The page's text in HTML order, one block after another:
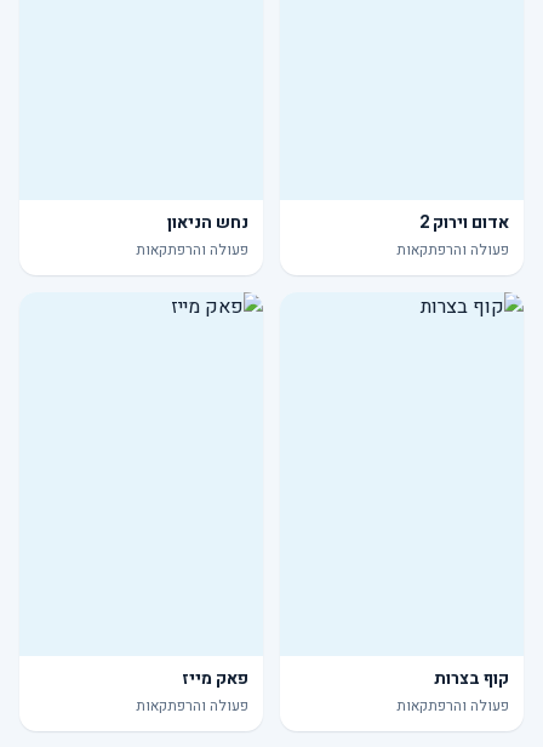
אדום וירוק 2
פעולה והרפתקאות
נחש הניאון
פעולה והרפתקאות
קוף בצרות
פעולה והרפתקאות
פאק מייז
פעולה והרפתקאות